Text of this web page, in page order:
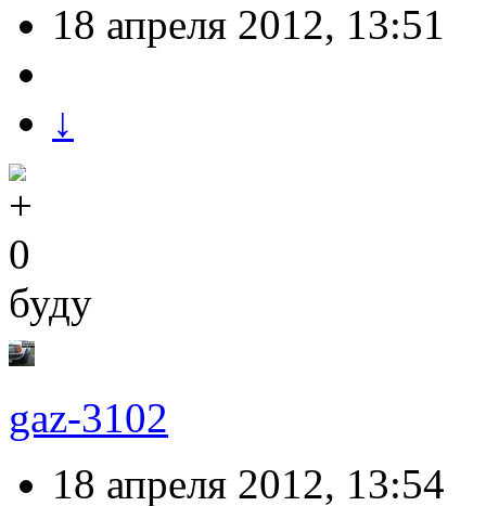
18 апреля 2012, 13:51
↓
0
буду
gaz-3102
18 апреля 2012, 13:54